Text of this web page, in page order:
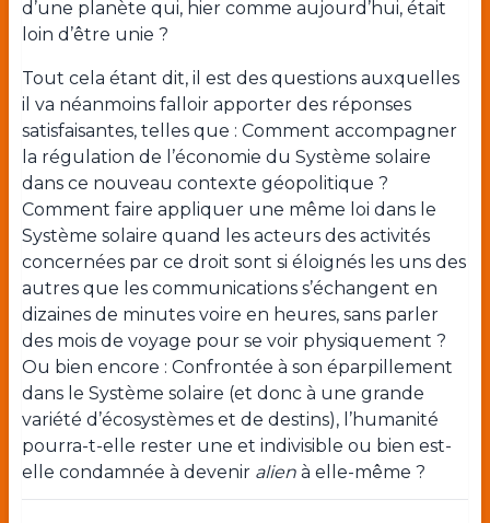
d’une planète qui, hier comme aujourd’hui, était
loin d’être unie ?
Tout cela étant dit, il est des questions auxquelles
il va néanmoins falloir apporter des réponses
satisfaisantes, telles que : Comment accompagner
la régulation de l’économie du Système solaire
dans ce nouveau contexte géopolitique ?
Comment faire appliquer une même loi dans le
Système solaire quand les acteurs des activités
concernées par ce droit sont si éloignés les uns des
autres que les communications s’échangent en
dizaines de minutes voire en heures, sans parler
des mois de voyage pour se voir physiquement ?
Ou bien encore : Confrontée à son éparpillement
dans le Système solaire (et donc à une grande
variété d’écosystèmes et de destins), l’humanité
pourra-t-elle rester une et indivisible ou bien est-
elle condamnée à devenir alien à elle-même ?